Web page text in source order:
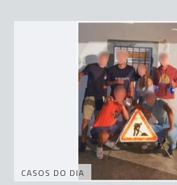
CASOS DO DIA